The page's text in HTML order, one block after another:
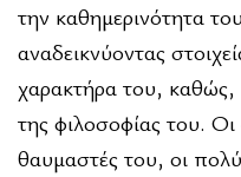
την καθημερινότητα
αναδεικνύοντας
χαρακτήρα του,
της φιλοσοφίας του.
θαυμαστές του, οι